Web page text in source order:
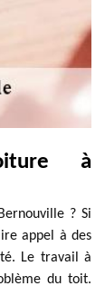
à
? Si
appel à des
Le travail à
du toit.